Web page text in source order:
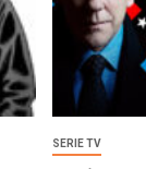
SERIE TV